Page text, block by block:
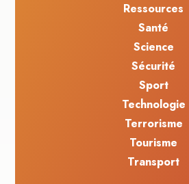
Ressources
Santé
Science
Sécurité
Sport
Technologie
Terrorisme
Tourisme
Transport